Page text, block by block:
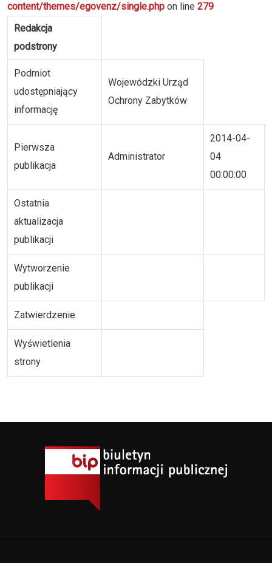
content/themes/egovenz/single.php on line 279
Redakcja
podstrony
Podmiot
udostępniający
informację
Wojewódzki Urząd
Ochrony Zabytków
Pierwsza
publikacja
Administrator
2014-04-
04
00:00:00
Ostatnia
aktualizacja
publikacji
Wytworzenie
publikacji
Zatwierdzenie
Wyświetlenia
strony